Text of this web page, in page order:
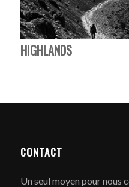
HIGHLANDS
CONTACT
Un seul moyen pour nous